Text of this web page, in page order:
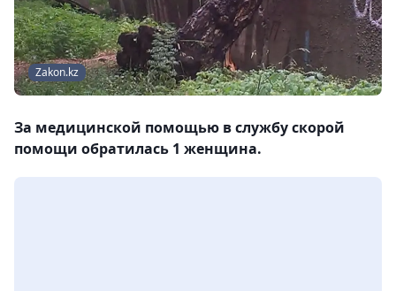
Zakon.kz
За медицинской помощью в службу скорой
помощи обратилась 1 женщина.